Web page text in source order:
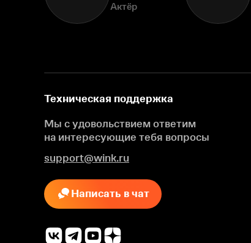
Актёр
Техническая поддержка
Мы с удовольствием ответим
на интересующие тебя вопросы
support@wink.ru
Написать в чат